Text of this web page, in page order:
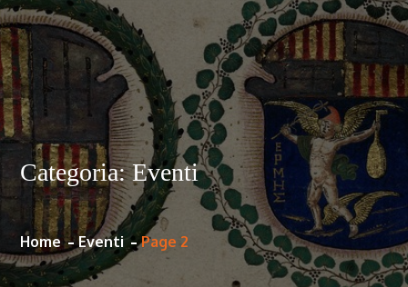
EUROPEO
Categoria:Eventi
Home Eventi Page 2